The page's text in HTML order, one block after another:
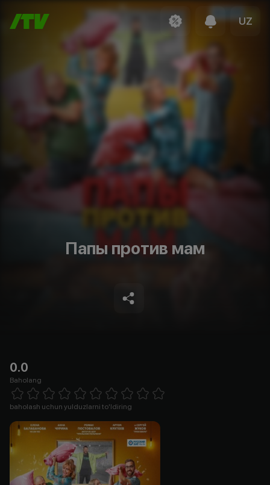
UZ
Папы против мам
0.0
Baholang
1 Star 2 Stars 3 Stars 4 Stars5 Stars 6 Stars7 Stars8 Stars
baholash uchun yulduzlarni to'ldiring